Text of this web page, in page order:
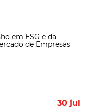
em ESG e da
de Empresas
30 jul